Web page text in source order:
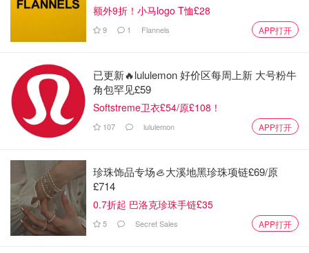
额外9折！小马logo T恤£28
9 1 Flannels APP打开
已更新🔥lululemon 好价区每周上新 大号粉牛
角包罕见£59
Softstreme卫衣£54/原£108！
107 lululemon APP打开
珍珠饰品专场🦪大溪地黑珍珠项链£69/原
£714
0.7折起 巴洛克珍珠手链£35
5 Secret Sales APP打开